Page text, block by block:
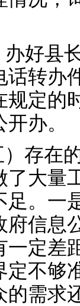
办好县
话转办
规定的
办。
存在
了大量
足。一
府信息
一定差
定不够
的需求